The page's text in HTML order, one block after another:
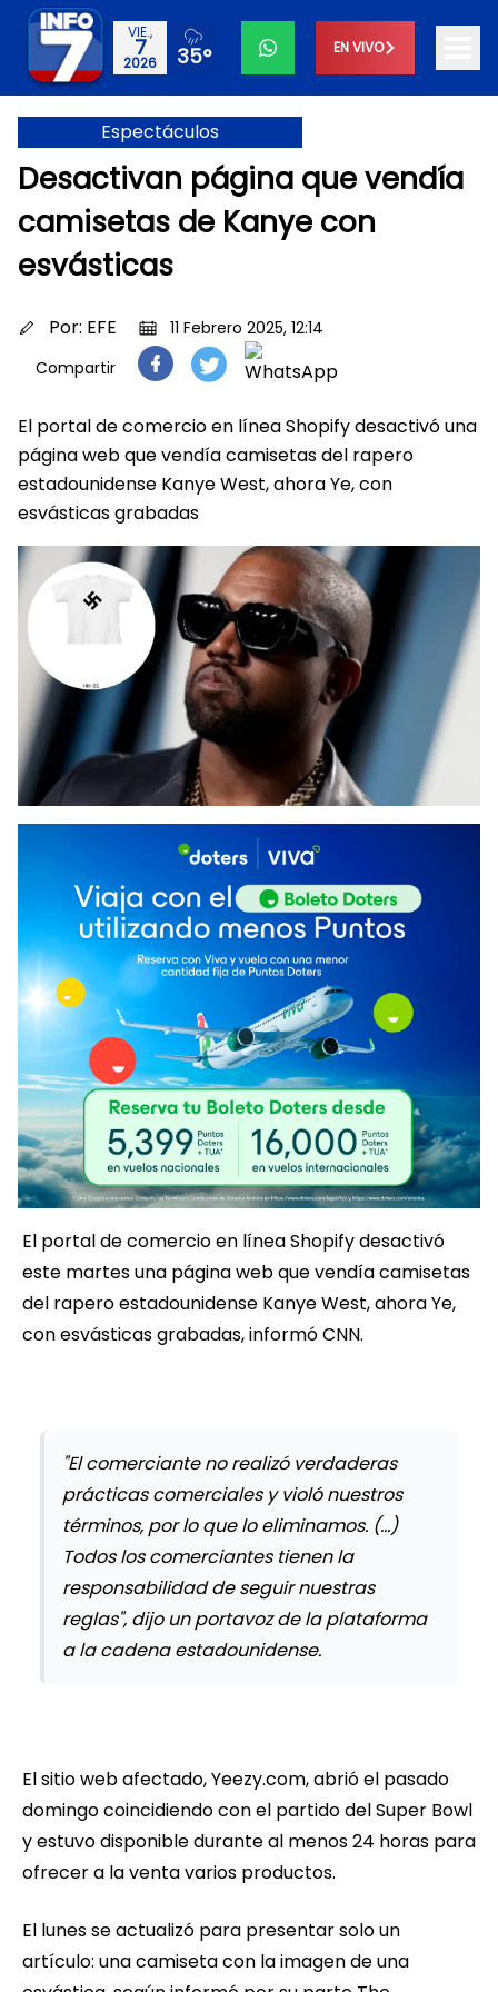
VIE.,
7
2026 35° EN VIVO
Espectáculos
Desactivan página que vendía
camisetas de Kanye con
esvásticas
Por: EFE
11 Febrero 2025, 12:14
Compartir
El portal de comercio en línea Shopify desactivó una
página web que vendía camisetas del rapero
estadounidense Kanye West, ahora Ye, con
esvásticas grabadas
El portal de comercio en línea Shopify desactivó
este martes una página web que vendía camisetas
del rapero estadounidense Kanye West, ahora Ye,
con esvásticas grabadas, informó CNN.
"El comerciante no realizó verdaderas
prácticas comerciales y violó nuestros
términos, por lo que lo eliminamos. (...)
Todos los comerciantes tienen la
responsabilidad de seguir nuestras
reglas", dijo un portavoz de la plataforma
a la cadena estadounidense.
El sitio web afectado, Yeezy.com, abrió el pasado
domingo coincidiendo con el partido del Super Bowl
y estuvo disponible durante al menos 24 horas para
ofrecer a la venta varios productos.
El lunes se actualizó para presentar solo un
artículo: una camiseta con la imagen de una